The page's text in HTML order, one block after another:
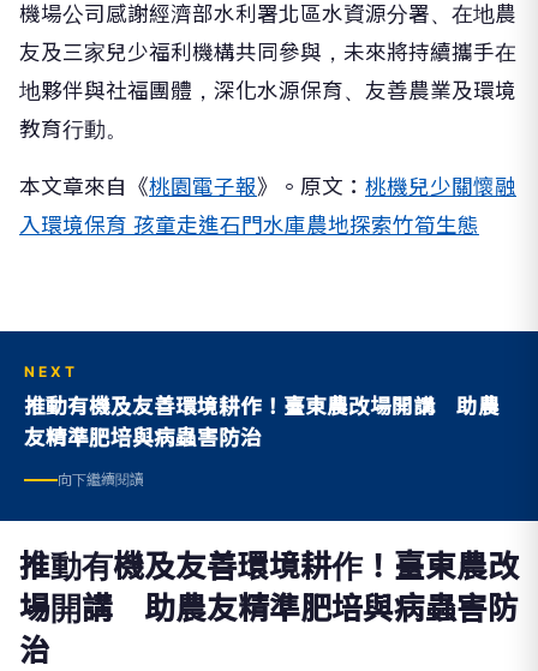
機場公司感謝經濟部水利署北區水資源分署、在地農
友及三家兒少福利機構共同參與，未來將持續攜手在
地夥伴與社福團體，深化水源保育、友善農業及環境
教育行動。
本文章來自《桃園電子報》。原文： 桃機兒少關懷融
入環境保育 孩童走進石門水庫農地探索竹筍生態
NEXT
推動有機及友善環境耕作！臺東農改場開講 助農
友精準肥培與病蟲害防治
向下繼續閱讀
推動有機及友善環境耕作！臺東農改
場開講 助農友精準肥培與病蟲害防
治